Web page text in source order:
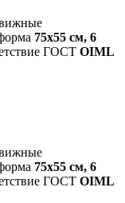
75х55 см, 6
ГОСТ OIML
75х55 см, 6
ГОСТ OIML